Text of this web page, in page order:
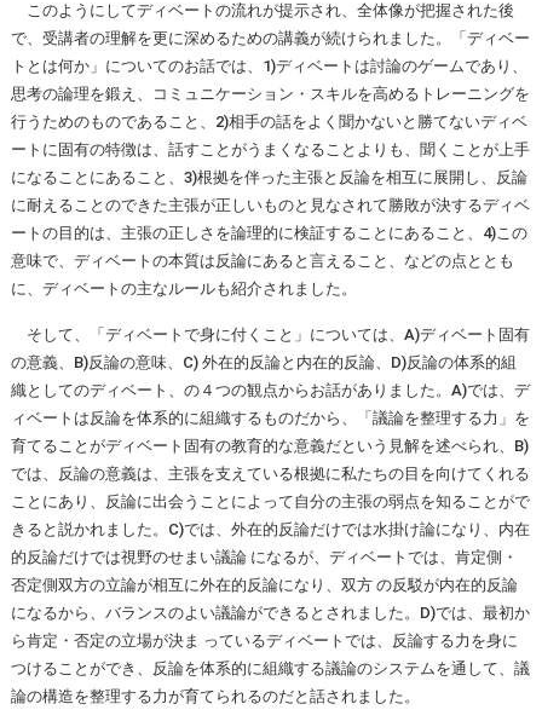
このようにしてディベートの流れが提示され、全体像が把握された後
で、受講者の理解を更に深めるための講義が続けられました。「ディベー
トとは何か」についてのお話では、1)ディベートは討論のゲームであり、
思考の論理を鍛え、コミュニケーション・スキルを高めるトレーニングを
行うためのものであること、2)相手の話をよく聞かないと勝てないディベ
ートに固有の特徴は、話すことがうまくなることよりも、聞くことが上手
になることにあること、3)根拠を伴った主張と反論を相互に展開し、反論
に耐えることのできた主張が正しいものと見なされて勝敗が決するディベ
ートの目的は、主張の正しさを論理的に検証することにあること、4)この
意味で、ディベートの本質は反論にあると言えること、などの点ととも
に、ディベートの主なルールも紹介されました。
そして、「ディベートで身に付くこと」については、A)ディベート固有
の意義、B)反論の意味、C) 外在的反論と内在的反論、D)反論の体系的組
織としてのディベート、の４つの観点からお話がありました。A)では、デ
ィベートは反論を体系的に組織するものだから、「議論を整理する力」を
育てることがディベート固有の教育的な意義だという見解を述べられ、B)
では、反論の意義は、主張を支えている根拠に私たちの目を向けてくれる
ことにあり、反論に出会うことによって自分の主張の弱点を知ることがで
きると説かれました。C)では、外在的反論だけでは水掛け論になり、内在
的反論だけでは視野のせまい議論 になるが、ディベートでは、肯定側・
否定側双方の立論が相互に外在的反論になり、双方 の反駁が内在的反論
になるから、バランスのよい議論ができるとされました。D)では、最初か
ら肯定・否定の立場が決ま っているディベートでは、反論する力を身に
つけることができ、反論を体系的に組織する議論のシステムを通して、議
論の構造を整理する力が育てられるのだと話されました。